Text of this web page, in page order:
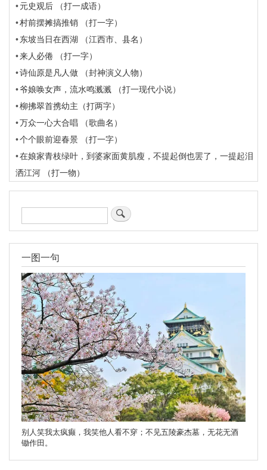
元史观后 （打一成语）
村前摆摊搞推销 （打一字）
东坡当日在西湖 （江西市、县名）
来人必倦 （打一字）
诗仙原是凡人做 （封神演义人物）
爷娘唤女声，流水鸣溅溅 （打一现代小说）
柳拂翠首携幼主（打两字）
万众一心大合唱 （歌曲名）
个个眼前迎春景 （打一字）
在娘家青枝绿叶，到婆家面黄肌瘦，不提起倒也罢了，一提起泪
洒江河 （打一物）
搜
索
一图一句
别人笑我太疯癫，我笑他人看不穿；不见五陵豪杰墓，无花无酒
锄作田。